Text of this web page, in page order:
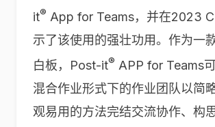
it® App for Teams，并在2023
示了该使用的强壮功用。作为一
白板，Post-it® APP for Teams
混合作业形式下的作业团队以简
观易用的方法完结交流协作、构